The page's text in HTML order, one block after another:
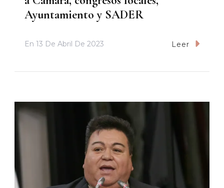
Ayuntamiento y SADER
En 13 De Abril De 2023 Leer